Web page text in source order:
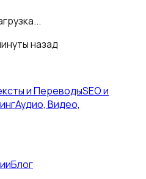
назад
и ПереводыSEO и
Аудио, Видео,
Блог